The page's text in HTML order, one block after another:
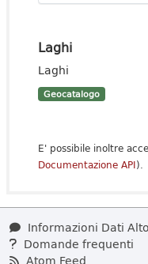
Laghi
Laghi
Geocatalogo
E' possibile inoltre
Documentazione API).
Informazioni Dati
Domande frequenti
Atom Feed